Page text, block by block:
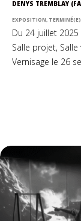
DENYS TREMBLAY
EXPOSITION, TERMINÉ(E)
Du 24 juillet
Salle projet, Salle
Vernisage le 26